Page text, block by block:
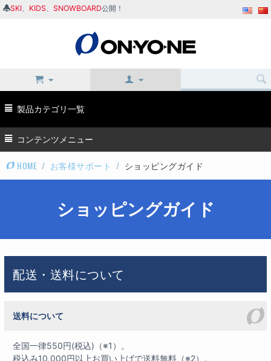
SKI KIDS SNOWBOARD公開！
製品カテゴリ一覧
コンテンツメニュー
HOME / お客様サポート / ショッピングガイド
ショッピングガイド
配送・送料について
送料について
全国一律550円(税込)（※1）。
税込み10,000円以上お買い上げで送料無料（※2）。